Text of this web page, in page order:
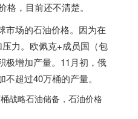
格，目前还不清楚。
场的石油价格。因为在
力。欧佩克+成员国（包
极增加产量。11月初，俄
超过40万桶的产量。
战略石油储备，石油价格